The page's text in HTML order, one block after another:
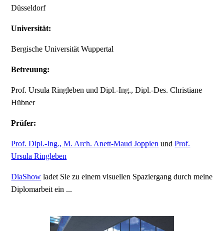
Düsseldorf
Universität:
Bergische Universität Wuppertal
Betreuung:
Prof. Ursula Ringleben und Dipl.-Ing., Dipl.-Des. Christiane
Hübner
Prüfer:
Prof. Dipl.-Ing., M. Arch. Anett-Maud Joppien undProf.
Ursula Ringleben
DiaShow ladet Sie zu einem visuellen Spaziergang durch meine
Diplomarbeit ein ...